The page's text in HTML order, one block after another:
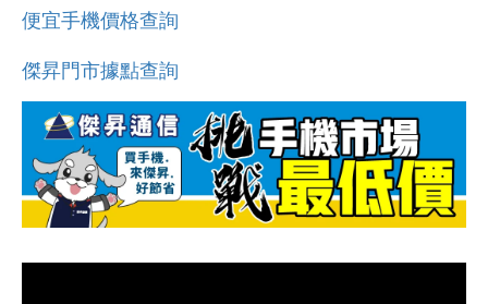
便宜手機價格查詢
傑昇門市據點查詢